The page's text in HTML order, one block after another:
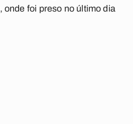
onde foi preso no último dia